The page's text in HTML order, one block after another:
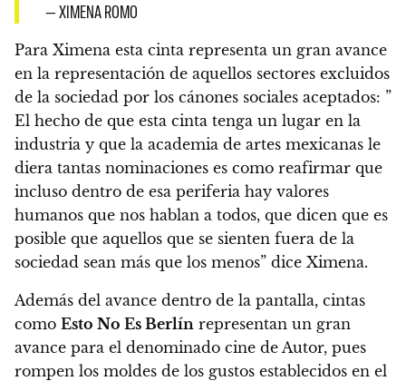
— XIMENA ROMO
Para Ximena esta cinta representa un gran avance
en la representación de aquellos sectores excluidos
de la sociedad por los cánones sociales aceptados: ”
El hecho de que esta cinta tenga un lugar en la
industria y que la academia de artes mexicanas le
diera tantas nominaciones es como reafirmar que
incluso dentro de esa periferia hay valores
humanos que nos hablan a todos, que dicen que es
posible que aquellos que se sienten fuera de la
sociedad sean más que los menos” dice Ximena.
Además del avance dentro de la pantalla, cintas
como Esto No Es Berlín representan un gran
avance para el denominado cine de Autor, pues
rompen los moldes de los gustos establecidos en el